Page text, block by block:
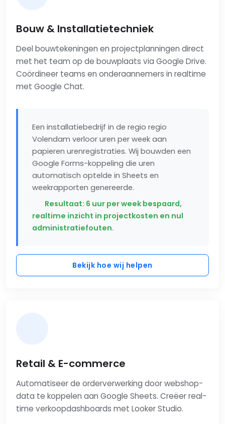
Bouw & Installatietechniek
Deel bouwtekeningen en projectplanningen direct
met het team op de bouwplaats via Google Drive.
Coördineer teams en onderaannemers in realtime
met Google Chat.
Een installatiebedrijf in de regio regio
Volendam verloor uren per week aan
papieren urenregistraties. Wij bouwden een
Google Forms-koppeling die uren
automatisch optelde in Sheets en
weekrapporten genereerde.
Resultaat: 6 uur per week bespaard,
realtime inzicht in projectkosten en nul
administratiefouten.
Bekijk hoe wij helpen
Retail & E-commerce
Automatiseer de orderverwerking door webshop-
data te koppelen aan Google Sheets. Creëer real-
time verkoopdashboards met Looker Studio.